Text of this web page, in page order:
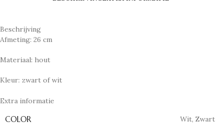
Beschrijving
Afmeting: 26 cm
Materiaal: hout
Kleur: zwart of wit
Extra informatie
COLOR Wit, Zwart